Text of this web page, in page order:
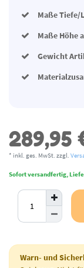
Maße Tiefe/
Maße Höhe
Gewicht
289,95
* inkl. ges. MwSt. zzgl.
Sofort versandfertig,
Warn- und